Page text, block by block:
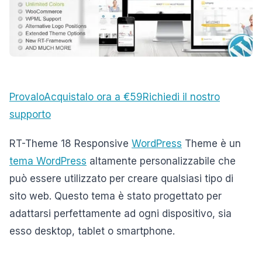
ProvaloAcquistalo ora a €59Richiedi il nostro
supporto
RT-Theme 18 Responsive WordPress Theme è un
tema WordPress altamente personalizzabile che
può essere utilizzato per creare qualsiasi tipo di
sito web. Questo tema è stato progettato per
adattarsi perfettamente ad ogni dispositivo, sia
esso desktop, tablet o smartphone.